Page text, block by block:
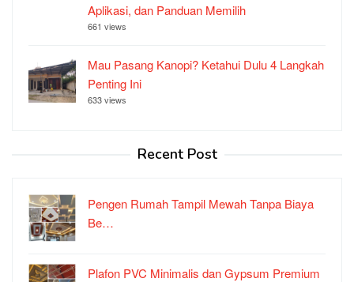
Aplikasi, dan Panduan Memilih
661 views
Mau Pasang Kanopi? Ketahui Dulu 4 Langkah
Penting Ini
633 views
Recent Post
Pengen Rumah Tampil Mewah Tanpa Biaya
Be…
Plafon PVC Minimalis dan Gypsum Premium